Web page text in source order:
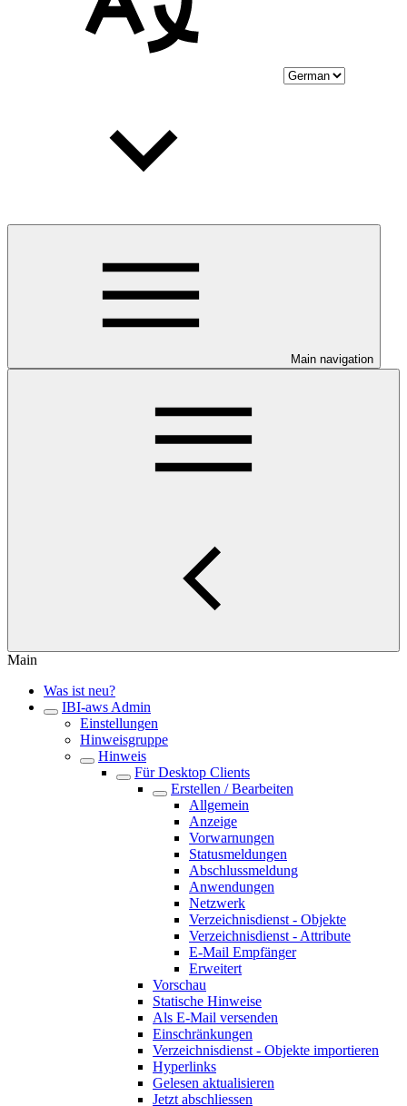
Main navigation
Main
Was ist neu?
IBI-aws Admin
Einstellungen
Hinweisgruppe
Hinweis
Für Desktop Clients
Erstellen / Bearbeiten
Allgemein
Anzeige
Vorwarnungen
Statusmeldungen
Abschlussmeldung
Anwendungen
Netzwerk
Verzeichnisdienst - Objekte
Verzeichnisdienst - Attribute
E-Mail Empfänger
Erweitert
Vorschau
Statische Hinweise
Als E-Mail versenden
Einschränkungen
Verzeichnisdienst - Objekte importieren
Hyperlinks
Gelesen aktualisieren
Jetzt abschliessen